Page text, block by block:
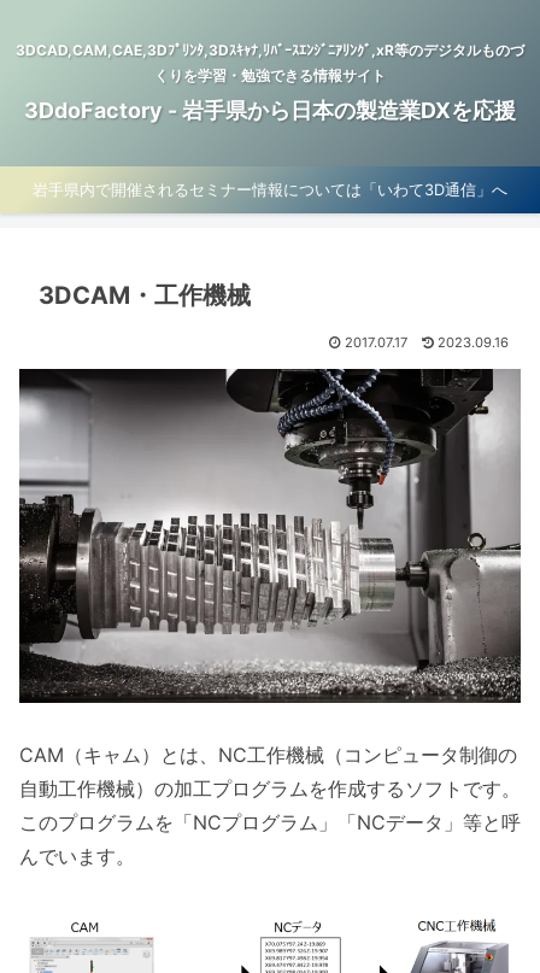
3DCAD,CAM,CAE,3Dﾌﾟﾘﾝﾀ,3Dｽｷｬﾅ,ﾘﾊﾞｰｽｴﾝｼﾞﾆｱﾘﾝｸﾞ,xR等のデジタルものづ
くりを学習・勉強できる情報サイト
3DdoFactory - 岩手県から日本の製造業DXを応援
岩手県内で開催されるセミナー情報については「いわて3D通信」へ
3DCAM・工作機械
2017.07.17 2023.09.16
CAM（キャム）とは、NC工作機械（コンピュータ制御の
自動工作機械）の加工プログラムを作成するソフトです。
このプログラムを「NCプログラム」「NCデータ」等と呼
んでいます。